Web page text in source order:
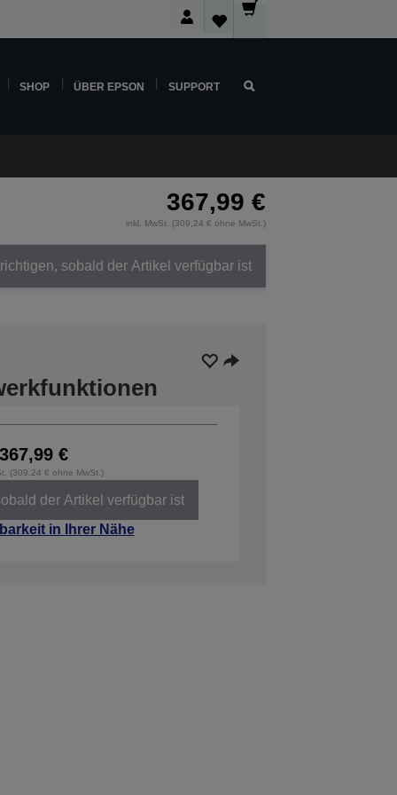
SHOP ÜBER EPSON SUPPORT
367,99 €
inkl. MwSt. (309,24 € ohne MwSt.)
sobald der Artikel verfügbar ist
367,99 €
(309,24 € ohne MwSt.)
der Artikel verfügbar ist
in Ihrer Nähe